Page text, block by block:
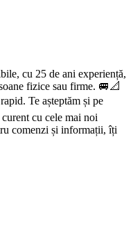
cu 25 de ani experiență,
fizice sau firme. 🚐 📐
Te așteptăm și pe
cu cele mai noi
comenzi și informații, îți